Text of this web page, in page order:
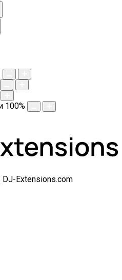
100%
DJ-Extensions.com